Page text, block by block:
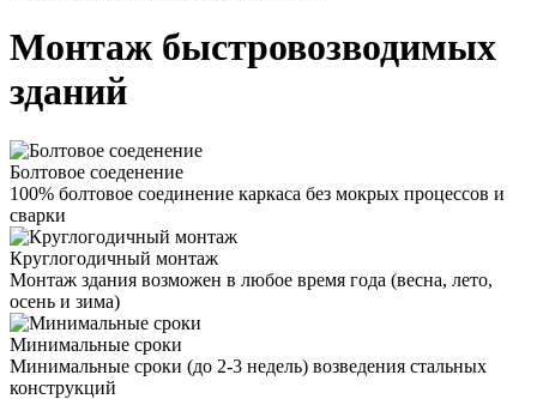
Монтаж быстровозводимых
зданий
Болтовое соеденение
100% болтовое соединение каркаса без мокрых процессов и
сварки
Круглогодичный монтаж
Монтаж здания возможен в любое время года (весна, лето,
осень и зима)
Минимальные сроки
Минимальные сроки (до 2-3 недель) возведения стальных
конструкций